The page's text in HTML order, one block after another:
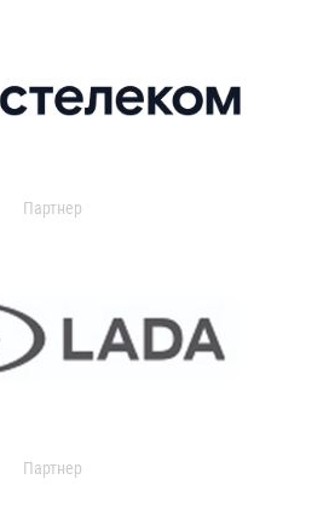
Партнер
Партнер